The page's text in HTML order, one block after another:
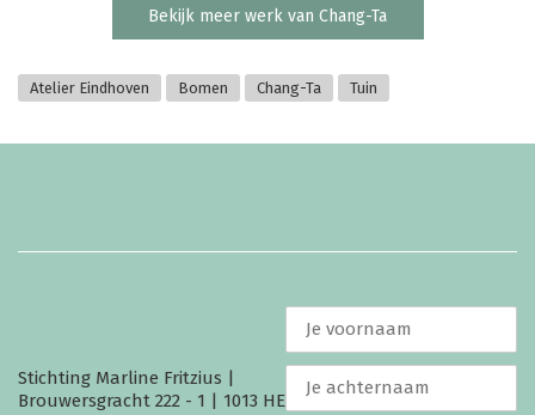
Bekijk meer werk van Chang-Ta
Atelier Eindhoven Bomen Chang-Ta Tuin
Stichting Marline Fritzius |
Brouwersgracht 222 - 1 | 1013 HE